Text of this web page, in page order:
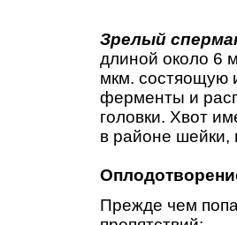
Зрелый
длиной около 6
мкм. состяощую
ферменты и
головки. Хвот
в районе шейки,
Прежде чем